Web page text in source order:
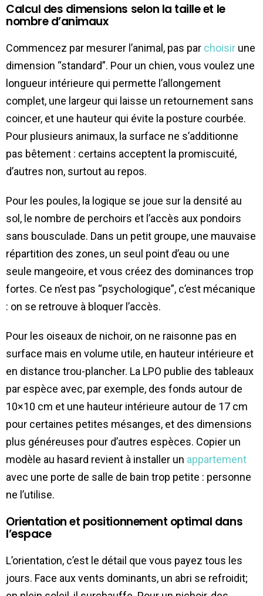
Calcul des dimensions selon la taille et le
nombre d’animaux
Commencez par mesurer l’animal, pas par choisir une
dimension “standard”. Pour un chien, vous voulez une
longueur intérieure qui permette l’allongement
complet, une largeur qui laisse un retournement sans
coincer, et une hauteur qui évite la posture courbée.
Pour plusieurs animaux, la surface ne s’additionne
pas bêtement : certains acceptent la promiscuité,
d’autres non, surtout au repos.
Pour les poules, la logique se joue sur la densité au
sol, le nombre de perchoirs et l’accès aux pondoirs
sans bousculade. Dans un petit groupe, une mauvaise
répartition des zones, un seul point d’eau ou une
seule mangeoire, et vous créez des dominances trop
fortes. Ce n’est pas “psychologique”, c’est mécanique
: on se retrouve à bloquer l’accès.
Pour les oiseaux de nichoir, on ne raisonne pas en
surface mais en volume utile, en hauteur intérieure et
en distance trou-plancher. La LPO publie des tableaux
par espèce avec, par exemple, des fonds autour de
10×10 cm et une hauteur intérieure autour de 17 cm
pour certaines petites mésanges, et des dimensions
plus généreuses pour d’autres espèces. Copier un
modèle au hasard revient à installer un appartement
avec une porte de salle de bain trop petite : personne
ne l’utilise.
Orientation et positionnement optimal dans
l’espace
L’orientation, c’est le détail que vous payez tous les
jours. Face aux vents dominants, un abri se refroidit;